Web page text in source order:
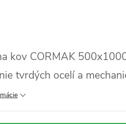
kov CORMAK
tvrdých ocelí a